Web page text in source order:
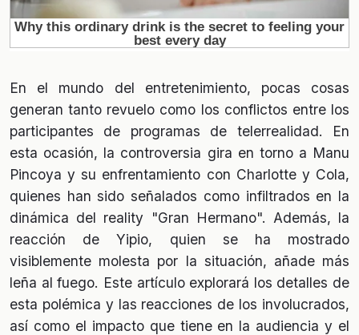
En el mundo del entretenimiento, pocas cosas
generan tanto revuelo como los conflictos entre los
participantes de programas de telerrealidad. En
esta ocasión, la controversia gira en torno a Manu
Pincoya y su enfrentamiento con Charlotte y Cola,
quienes han sido señalados como infiltrados en la
dinámica del reality "Gran Hermano". Además, la
reacción de Yipio, quien se ha mostrado
visiblemente molesta por la situación, añade más
leña al fuego. Este artículo explorará los detalles de
esta polémica y las reacciones de los involucrados,
así como el impacto que tiene en la audiencia y el